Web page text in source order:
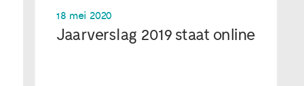
18 mei 2020
Jaarverslag 2019 staat online